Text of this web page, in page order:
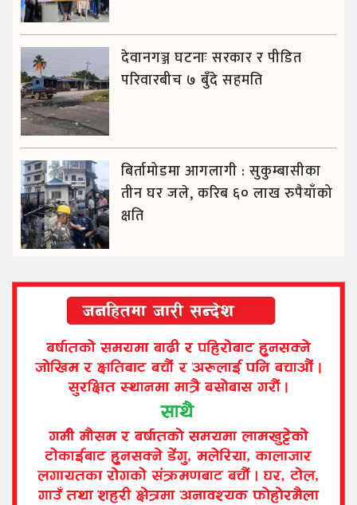
देवानगञ्ज घटनाः सरकार र पीडित
परिवारबीच ७ बुँदे सहमति
बिर्तामोडमा आगलागी : सुकुम्बासीका
तीन घर जले, करिब ६० लाख रुपैयाँको
क्षति